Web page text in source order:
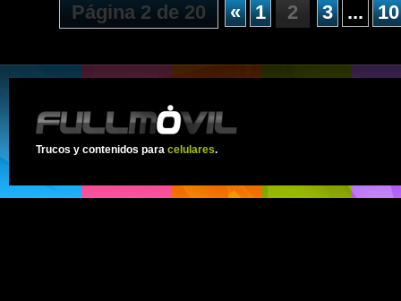
Página 2 de 20 « 1 2 3 ... 10
Trucos y contenidos para celulares.